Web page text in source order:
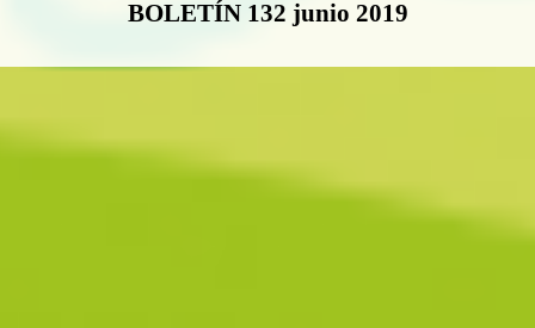
BOLETÍN 132 junio 2019